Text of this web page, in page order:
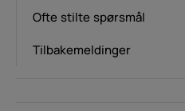
Ofte stilte spørsmål
Tilbakemeldinger